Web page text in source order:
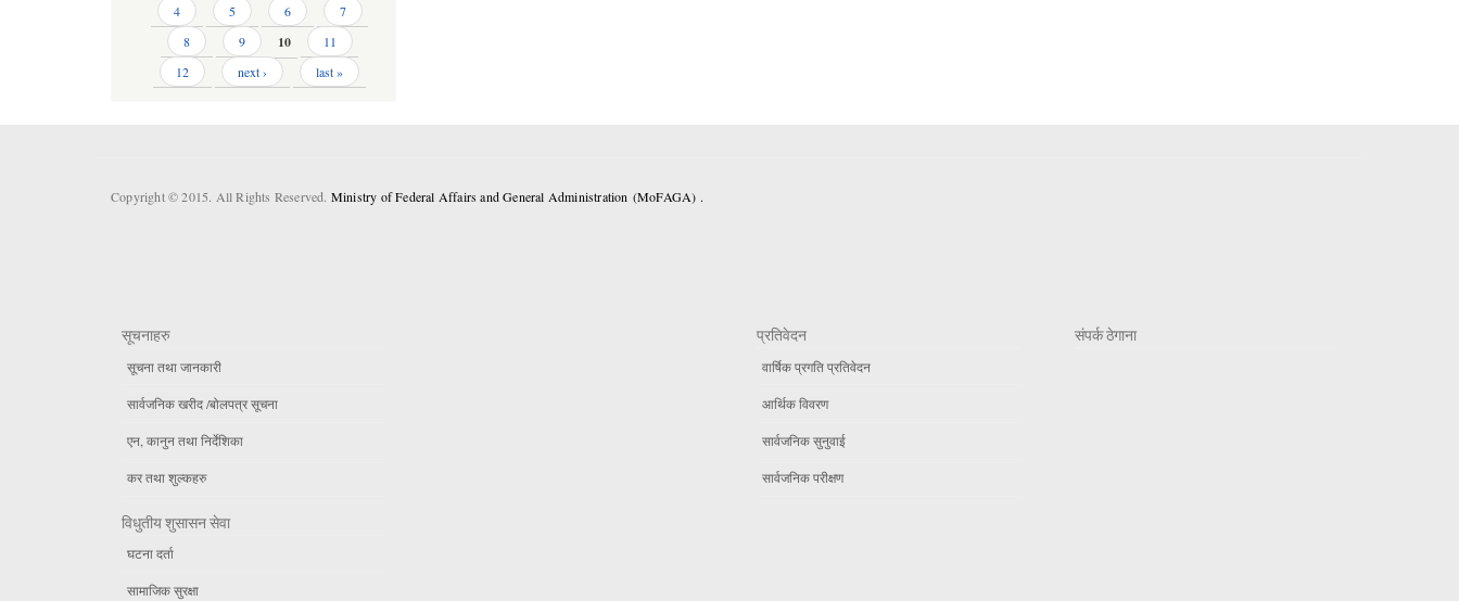
4
5 6
7
8
9 10
11
12
next › last »
Copyright © 2015. All Rights Reserved. Ministry of Federal Affairs and General Administration (MoFAGA) .
सूचनाहरु
सूचना तथा जानकारी
सार्वजनिक खरीद /बोलपत्र सूचना
एन, कानुन तथा निर्देशिका
कर तथा शुल्कहरु
विधुतीय शुसासन सेवा
घटना दर्ता
सामाजिक सुरक्षा
प्रतिवेदन
वार्षिक प्रगति प्रतिवेदन
आर्थिक विवरण
सार्वजनिक सुनुवाई
सार्वजनिक परीक्षण
संपर्क ठेगाना